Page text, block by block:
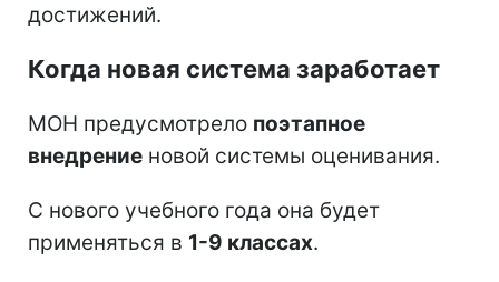
достижений.
Когда новая система заработает
МОН предусмотрело поэтапное
внедрение новой системы оценивания.
С нового учебного года она будет
применяться в 1-9 классах.